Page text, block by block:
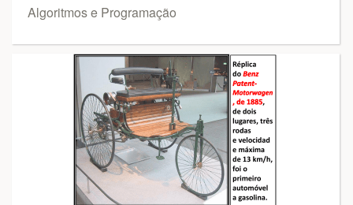
Algoritmos e Programação